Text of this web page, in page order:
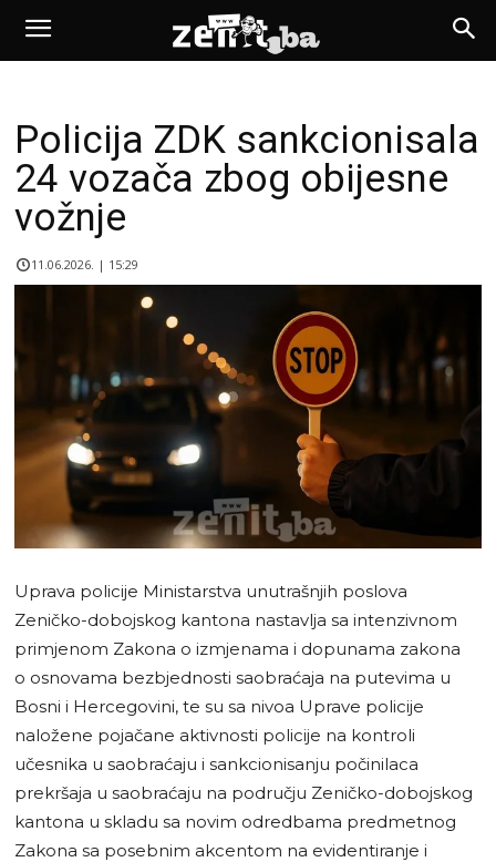
Policija ZDK sankcionisala
24 vozača zbog obijesne
vožnje
11.06.2026. | 15:29
Uprava policije Ministarstva unutrašnjih poslova
Zeničko-dobojskog kantona nastavlja sa intenzivnom
primjenom Zakona o izmjenama i dopunama zakona
o osnovama bezbjednosti saobraćaja na putevima u
Bosni i Hercegovini, te su sa nivoa Uprave policije
naložene pojačane aktivnosti policije na kontroli
učesnika u saobraćaju i sankcionisanju počinilaca
prekršaja u saobraćaju na području Zeničko-dobojskog
kantona u skladu sa novim odredbama predmetnog
Zakona sa posebnim akcentom na evidentiranje i